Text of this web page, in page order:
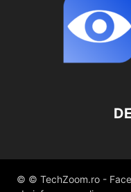
© © TechZoom.ro -